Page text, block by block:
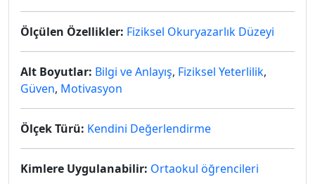
Ölçülen Özellikler: Fiziksel Okuryazarlık Düzeyi
Alt Boyutlar: Bilgi ve Anlayış, Fiziksel Yeterlilik,
Güven, Motivasyon
Ölçek Türü: Kendini Değerlendirme
Kimlere Uygulanabilir: Ortaokul öğrencileri